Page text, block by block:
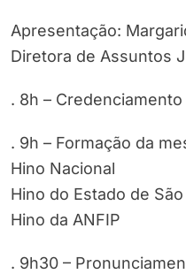
Apresentação:
Diretora de Assuntos
. 8h – Credenciamento
. 9h – Formação da
Hino Nacional
Hino do Estado de
Hino da ANFIP
. 9h30 –